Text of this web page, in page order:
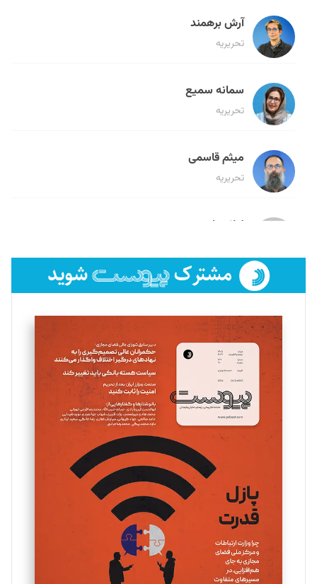
آرش برهمند
تحریریه
سمانه سمیع
تحریریه
میثم قاسمی
تحریریه
لیلا حنارود
فائزه فتحی رستمی
تحریریه
سروش کرمیان
تحریریه
مینا پاکدل
یسنا امان‌پور
تحریریه
ملینا جعفری